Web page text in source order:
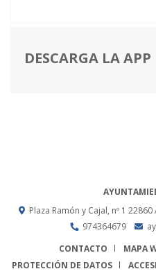
DESCARGA LA APP
Plaza Ramón y Cajal, nº 1 22860
974364679
CONTACTO
MAPA
PROTECCIÓN DE DATOS